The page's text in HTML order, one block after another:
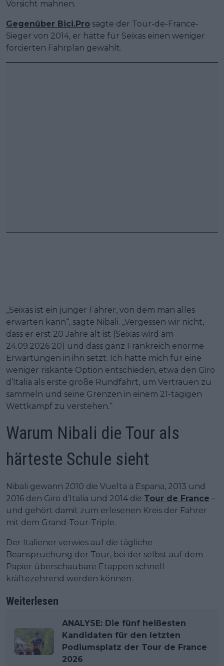
Vorsicht mahnen.
Gegenüber Bici.Pro sagte der Tour-de-France-
Sieger von 2014, er hätte für Seixas einen weniger
forcierten Fahrplan gewählt.
„Seixas ist ein junger Fahrer, von dem man alles
erwarten kann“, sagte Nibali. „Vergessen wir nicht,
dass er erst 20 Jahre alt ist (Seixas wird am
24.09.2026 20) und dass ganz Frankreich enorme
Erwartungen in ihn setzt. Ich hätte mich für eine
weniger riskante Option entschieden, etwa den Giro
d’Italia als erste große Rundfahrt, um Vertrauen zu
sammeln und seine Grenzen in einem 21-tägigen
Wettkampf zu verstehen.“
Warum Nibali die Tour als
härteste Schule sieht
Nibali gewann 2010 die Vuelta a Espana, 2013 und
2016 den Giro d’Italia und 2014 die Tour de France –
und gehört damit zum erlesenen Kreis der Fahrer
mit dem Grand-Tour-Triple.
Der Italiener verwies auf die tägliche
Beanspruchung der Tour, bei der selbst auf dem
Papier überschaubare Etappen schnell
kräftezehrend werden können.
Weiterlesen
ANALYSE: Die fünf heißesten
Kandidaten für den letzten
Podiumsplatz der Tour de France
2026